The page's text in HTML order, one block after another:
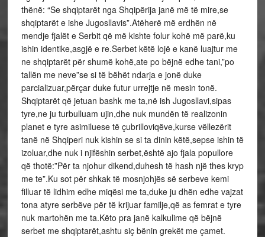
thënë: “Se shqiptarët nga Shqipërija janë më të mire,se
shqiptarët e ishe Jugosllavis”.Atëherë më erdhën në
mendje fjalët e Serbit që më kishte folur kohë më parë,ku
ishin identike,asgjë e re.Serbet këtë lojë e kanë luajtur me
ne shqiptarët për shumë kohë,ate po bëjnë edhe tani,”po
tallën me neve”se si të bëhët ndarja e jonë duke
parcializuar,përçar duke futur urrejtje në mesin tonë.
Shqiptarët që jetuan bashk me ta,në ish Jugosllavi,sipas
tyre,ne ju turbulluam ujin,dhe nuk mundën të realizonin
planet e tyre asimiluese të çubrilloviqëve,kurse vëllezërit
tanë në Shqiperi nuk kishin se si ta dinin këtë,sepse ishin të
izoluar,dhe nuk i njifëshin serbet,është ajo fjala popullore
që thotë:”Për ta njohur dikend,duhesh të hash një thes kryp
me te”.Ku sot për shkak të mosnjohjës së serbeve kemi
filluar të lidhim edhe miqësi me ta,duke ju dhën edhe vajzat
tona atyre serbëve për të krijuar familje,që as femrat e tyre
nuk martohën me ta.Këto pra janë kalkulime që bëjnë
serbet me shqiptarët,ashtu siç bënin grekët me çamet.